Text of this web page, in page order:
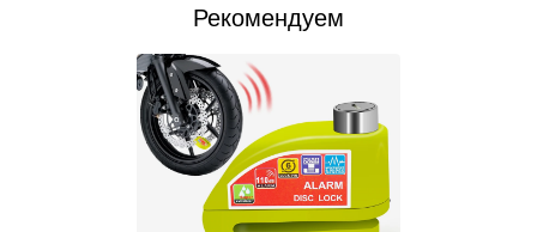
Рекомендуем